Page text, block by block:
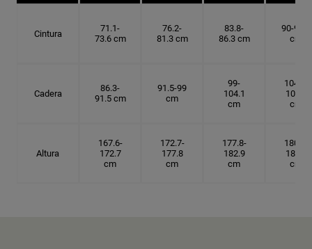
Cintura
71.1-
73.6 cm
76.2-
81.3 cm
83.8-
86.3 cm
90-91.4
cm
Cadera
86.3-
91.5 cm
91.5-99
cm
99-
104.1
cm
104.1-
109.2
cm
Altura
167.6-
172.7
cm
172.7-
177.8
cm
177.8-
182.9
cm
180.3-
185.5
cm